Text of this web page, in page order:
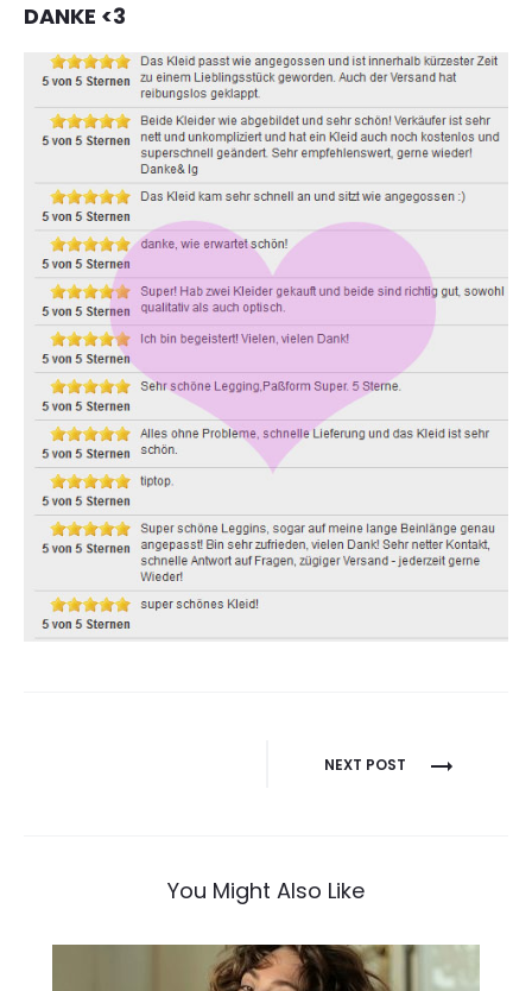
DANKE <3
BeitragsnavigationNEXT POST
You Might Also Like